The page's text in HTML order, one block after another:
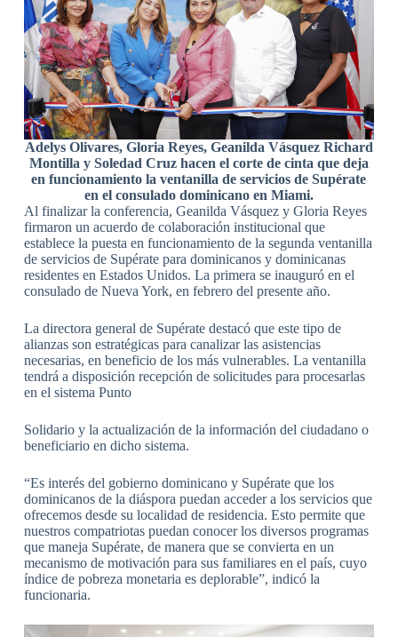
Adelys Olivares, Gloria Reyes, Geanilda Vásquez Richard
Montilla y Soledad Cruz hacen el corte de cinta que deja
en funcionamiento la ventanilla de servicios de Supérate
en el consulado dominicano en Miami.
Al finalizar la conferencia, Geanilda Vásquez y Gloria Reyes
firmaron un acuerdo de colaboración institucional que
establece la puesta en funcionamiento de la segunda ventanilla
de servicios de Supérate para dominicanos y dominicanas
residentes en Estados Unidos. La primera se inauguró en el
consulado de Nueva York, en febrero del presente año.
La directora general de Supérate destacó que este tipo de
alianzas son estratégicas para canalizar las asistencias
necesarias, en beneficio de los más vulnerables. La ventanilla
tendrá a disposición recepción de solicitudes para procesarlas
en el sistema Punto
Solidario y la actualización de la información del ciudadano o
beneficiario en dicho sistema.
“Es interés del gobierno dominicano y Supérate que los
dominicanos de la diáspora puedan acceder a los servicios que
ofrecemos desde su localidad de residencia. Esto permite que
nuestros compatriotas puedan conocer los diversos programas
que maneja Supérate, de manera que se convierta en un
mecanismo de motivación para sus familiares en el país, cuyo
índice de pobreza monetaria es deplorable”, indicó la
funcionaria.